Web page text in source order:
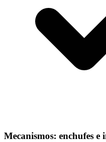
Mecanismos: enchufes e